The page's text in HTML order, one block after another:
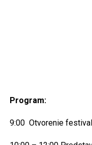
Program:
9:00 Otvorenie